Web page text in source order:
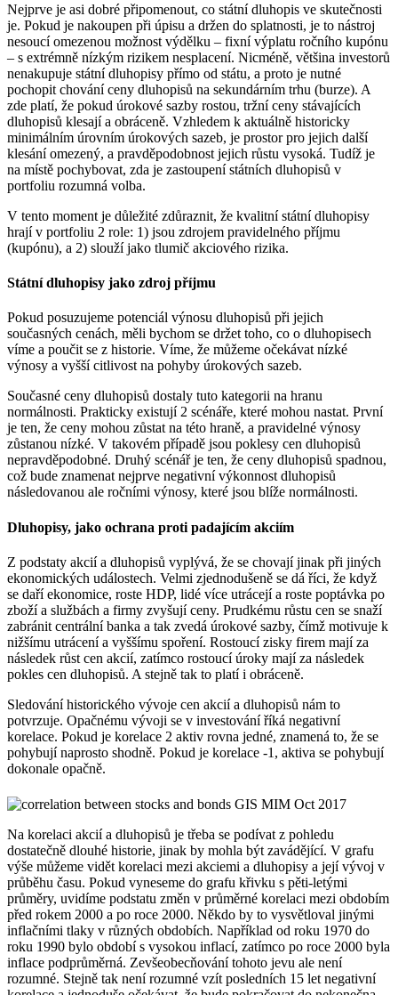
Nejprve je asi dobré připomenout, co státní dluhopis ve skutečnosti
je. Pokud je nakoupen při úpisu a držen do splatnosti, je to nástroj
nesoucí omezenou možnost výdělku – fixní výplatu ročního kupónu
– s extrémně nízkým rizikem nesplacení. Nicméně, většina investorů
nenakupuje státní dluhopisy přímo od státu, a proto je nutné
pochopit chování ceny dluhopisů na sekundárním trhu (burze). A
zde platí, že pokud úrokové sazby rostou, tržní ceny stávajících
dluhopisů klesají a obráceně. Vzhledem k aktuálně historicky
minimálním úrovním úrokových sazeb, je prostor pro jejich další
klesání omezený, a pravděpodobnost jejich růstu vysoká. Tudíž je
na místě pochybovat, zda je zastoupení státních dluhopisů v
portfoliu rozumná volba.
V tento moment je důležité zdůraznit, že kvalitní státní dluhopisy
hrají v portfoliu 2 role: 1) jsou zdrojem pravidelného příjmu
(kupónu), a 2) slouží jako tlumič akciového rizika.
Státní dluhopisy jako zdroj příjmu
Pokud posuzujeme potenciál výnosu dluhopisů při jejich
současných cenách, měli bychom se držet toho, co o dluhopisech
víme a poučit se z historie. Víme, že můžeme očekávat nízké
výnosy a vyšší citlivost na pohyby úrokových sazeb.
Současné ceny dluhopisů dostaly tuto kategorii na hranu
normálnosti. Prakticky existují 2 scénáře, které mohou nastat. První
je ten, že ceny mohou zůstat na této hraně, a pravidelné výnosy
zůstanou nízké. V takovém případě jsou poklesy cen dluhopisů
nepravděpodobné. Druhý scénář je ten, že ceny dluhopisů spadnou,
což bude znamenat nejprve negativní výkonnost dluhopisů
následovanou ale ročními výnosy, které jsou blíže normálnosti.
Dluhopisy, jako ochrana proti padajícím akciím
Z podstaty akcií a dluhopisů vyplývá, že se chovají jinak při jiných
ekonomických událostech. Velmi zjednodušeně se dá říci, že když
se daří ekonomice, roste HDP, lidé více utrácejí a roste poptávka po
zboží a službách a firmy zvyšují ceny. Prudkému růstu cen se snaží
zabránit centrální banka a tak zvedá úrokové sazby, čímž motivuje k
nižšímu utrácení a vyššímu spoření. Rostoucí zisky firem mají za
následek růst cen akcií, zatímco rostoucí úroky mají za následek
pokles cen dluhopisů. A stejně tak to platí i obráceně.
Sledování historického vývoje cen akcií a dluhopisů nám to
potvrzuje. Opačnému vývoji se v investování říká negativní
korelace. Pokud je korelace 2 aktiv rovna jedné, znamená to, že se
pohybují naprosto shodně. Pokud je korelace -1, aktiva se pohybují
dokonale opačně.
Na korelaci akcií a dluhopisů je třeba se podívat z pohledu
dostatečně dlouhé historie, jinak by mohla být zavádějící. V grafu
výše můžeme vidět korelaci mezi akciemi a dluhopisy a její vývoj v
průběhu času. Pokud vyneseme do grafu křivku s pěti-letými
průměry, uvidíme podstatu změn v průměrné korelaci mezi obdobím
před rokem 2000 a po roce 2000. Někdo by to vysvětloval jinými
inflačními tlaky v různých obdobích. Například od roku 1970 do
roku 1990 bylo období s vysokou inflací, zatímco po roce 2000 byla
inflace podprůměrná. Zevšeobecňování tohoto jevu ale není
rozumné. Stejně tak není rozumné vzít posledních 15 let negativní